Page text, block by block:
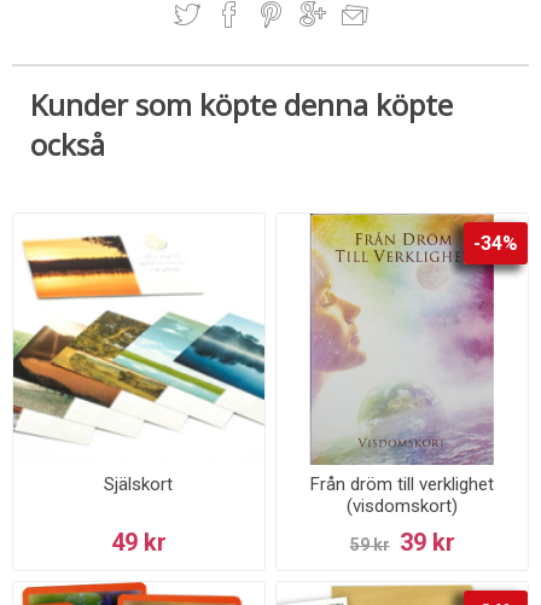
Kunder som köpte denna köpte
också
Själskort
49 kr
-34%
Från dröm till verklighet
(visdomskort)
59 kr 39 kr